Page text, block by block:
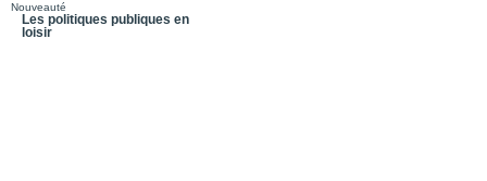
Nouveauté
Les politiques publiques en
loisir